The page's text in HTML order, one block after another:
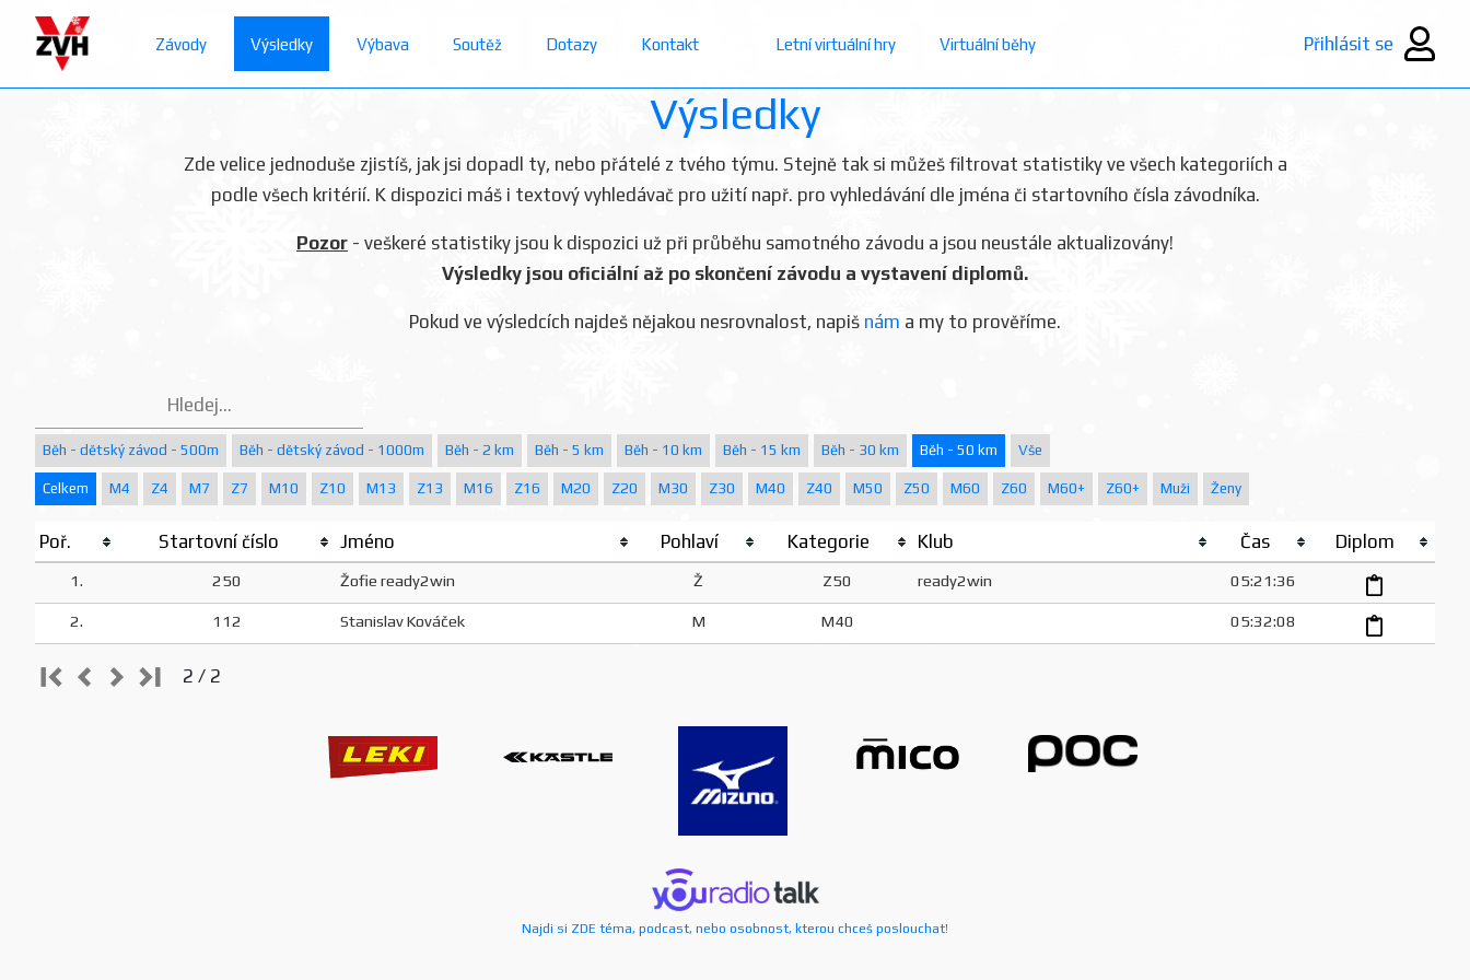
Závody Výsledky Výbava Soutěž Dotazy Kontakt Letní virtuální hry Virtuální běhy Přihlásit se
Výsledky
Zde velice jednoduše zjistíš, jak jsi dopadl ty, nebo přátelé z tvého týmu. Stejně tak si můžeš filtrovat statistiky ve všech kategoriích a
podle všech kritérií. K dispozici máš i textový vyhledávač pro užití např. pro vyhledávání dle jména či startovního čísla závodníka.
Pozor - veškeré statistiky jsou k dispozici už při průběhu samotného závodu a jsou neustále aktualizovány!
Výsledky jsou oficiální až po skončení závodu a vystavení diplomů.
Pokud ve výsledcích najdeš nějakou nesrovnalost, napiš nám a my to prověříme.
Běh - dětský závod - 500m Běh - dětský závod - 1000m Běh - 2 km Běh - 5 km Běh - 10 km Běh - 15 km Běh - 30 km Běh - 50 km Vše
Celkem M4 Z4 M7 Z7 M10 Z10 M13 Z13 M16 Z16 M20 Z20 M30 Z30 M40 Z40 M50 Z50 M60 Z60 M60+ Z60+ Muži Ženy
Poř. Startovní číslo Jméno Pohlaví Kategorie Klub Čas Diplom
1. 250 Žofie ready2win Ž Z50 ready2win 05:21:36
2. 112 Stanislav Kováček M M40 05:32:08
2 / 2
Najdi si ZDE téma, podcast, nebo osobnost, kterou chceš poslouchat!